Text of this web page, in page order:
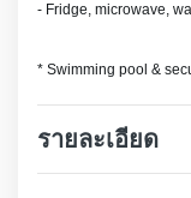
- Fridge, microwave,
* Swimming pool &
รายละเอียด